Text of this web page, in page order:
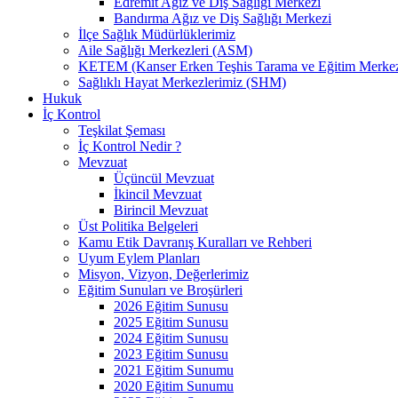
Bandırma Ağız ve Diş Sağlığı Merkezi
İlçe Sağlık Müdürlüklerimiz
Aile Sağlığı Merkezleri (ASM)
KETEM (Kanser Erken Teşhis Tarama ve Eğitim
Sağlıklı Hayat Merkezlerimiz (SHM)
Hukuk
İç Kontrol
Teşkilat Şeması
İç Kontrol Nedir ?
Mevzuat
Üçüncül Mevzuat
İkincil Mevzuat
Birincil Mevzuat
Üst Politika Belgeleri
Kamu Etik Davranış Kuralları ve Rehberi
Uyum Eylem Planları
Misyon, Vizyon, Değerlerimiz
Eğitim Sunuları ve Broşürleri
2026 Eğitim Sunusu
2025 Eğitim Sunusu
2024 Eğitim Sunusu
2023 Eğitim Sunusu
2021 Eğitim Sunumu
2020 Eğitim Sunumu